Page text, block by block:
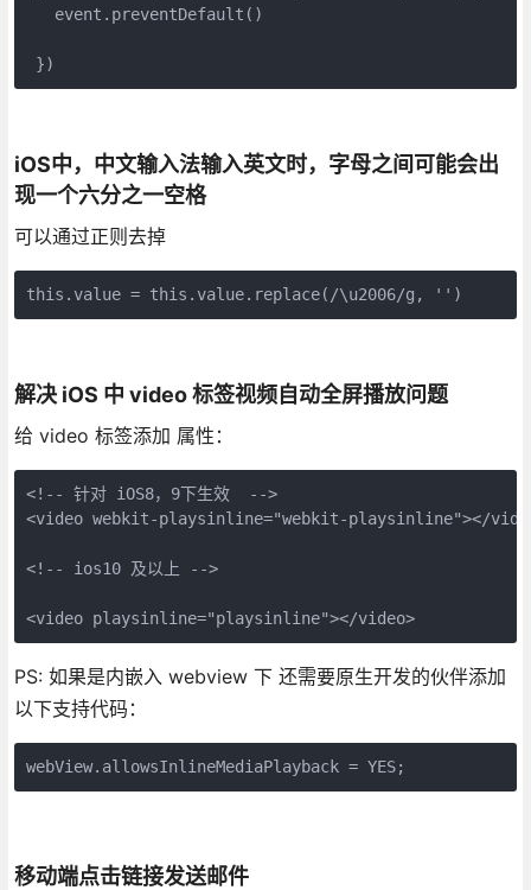
   event.preventDefault()
})
iOS中，中文输入法输入英文时，字母之间可能会出
现一个六分之一空格
可以通过正则去掉
this.value = this.value.replace(/\u2006/g, '')
解决 iOS 中 video 标签视频自动全屏播放问题
给 video 标签添加 属性：
<!-- 针对 iOS8，9下生效  -->
<video webkit-playsinline="webkit-playsinline"></
<!-- ios10 及以上 -->
<video playsinline="playsinline"></video>
PS: 如果是内嵌入 webview 下 还需要原生开发的伙伴添加
以下支持代码：
webView.allowsInlineMediaPlayback = YES;
移动端点击链接发送邮件